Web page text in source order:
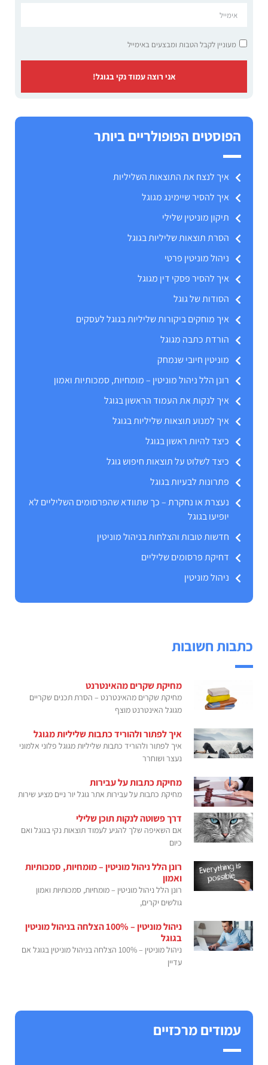
מעוניין לקבל הטבות ומבצעים באימייל
אני רוצה עמוד נקי בגוגל!
הפוסטים הפופולריים ביותר
איך לנצח את התוצאות השליליות
איך להסיר שיימינג מגוגל
תיקון מוניטין שלילי
הסרת תוצאות שליליות בגוגל
ניהול מוניטין פרטי
איך להסיר פסקי דין מגוגל
הסודות של גוגל
איך מוחקים ביקורות שליליות בגוגל לעסקים
הורדת כתבה מגוגל
מוניטין חיובי שנמחק
רונן הלל ניהול מוניטין – מומחיות, סמכותיות ואמון
איך לנקות את העמוד הראשון בגוגל
איך למנוע תוצאות שליליות בגוגל
כיצד להיות ראשון בגוגל
כיצד לשלוט על תוצאות חיפוש גוגל
פתרונות לבעיות בגוגל
נעצרת או נחקרת – כך שתוודא שהפרסומים השליליים לא
יופיעו בגוגל
חדשות טובות והצלחות בניהול מוניטין
דחיקת פרסומים שליליים
ניהול מוניטין
כתבות חשובות
מחיקת שקרים מהאינטרנט
מחיקת שקרים מהאינטרנט – הסרת תכנים שקריים
מגוגל האינטרנט מוצף
איך לפתור ולהוריד כתבות שליליות מגוגל
איך לפתור ולהוריד כתבות שליליות מגוגל פלוני אלמוני
נעצר ושוחרר
מחיקת כתבות על עבירות
מחיקת כתבות על עבירות אתר גוגל יור ניים מציע שירות
דרך פשוטה לנקות תוכן שלילי
אם השאיפה שלך להגיע לעמוד תוצאות נקי בגוגל ואם
כיום
רונן הלל ניהול מוניטין – מומחיות, סמכותיות
ואמון
רונן הלל ניהול מוניטין – מומחיות, סמכותיות ואמון
גולשים יקרים,
ניהול מוניטין – 100% הצלחה בניהול מוניטין
בגוגל
ניהול מוניטין – 100% הצלחה בניהול מוניטין בגוגל אם
עדיין
עמודים מרכזיים